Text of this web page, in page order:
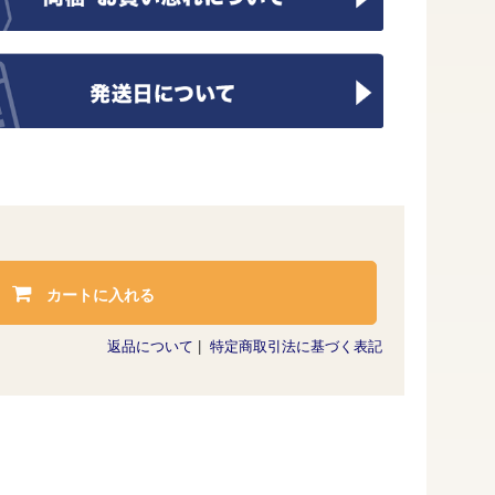
カートに入れる
返品について 特定商取引法に基づく表記